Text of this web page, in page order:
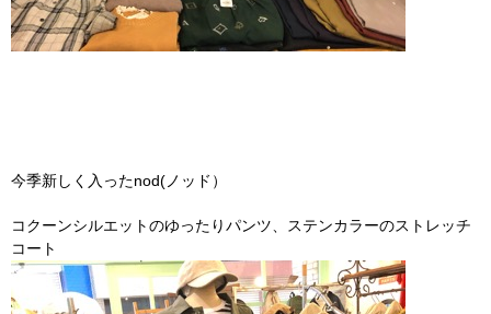
今季新しく入ったnod(ノッド）
コクーンシルエットのゆったりパンツ、ステンカラーのストレッチ
コート